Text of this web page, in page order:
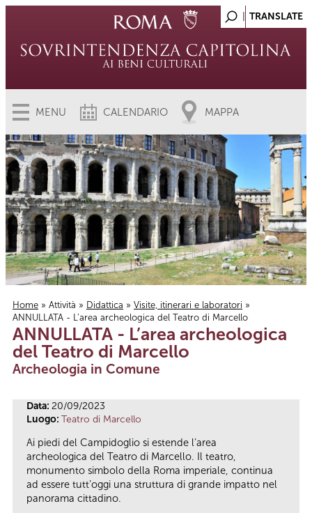
MENU CALENDARIO MAPPA
Tu sei qui
Home » Attività » Didattica » Visite, itinerari e laboratori »
ANNULLATA - L’area archeologica del Teatro di Marcello
ANNULLATA - L’area archeologica
del Teatro di Marcello
Archeologia in Comune
Data: 20/09/2023
Luogo: Teatro di Marcello
Ai piedi del Campidoglio si estende l’area
archeologica del Teatro di Marcello. Il teatro,
monumento simbolo della Roma imperiale, continua
ad essere tutt’oggi una struttura di grande impatto nel
panorama cittadino.